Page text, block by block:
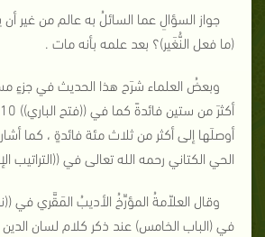
جواز السؤالِ عما السائلُ به عالم من غير أن
(ما فعل النُّغَير)؟ بعد علمه بأنه مات .
وبعضُ العلماء شرَح هذا الحديث في جزءٍ
أوصلَها إلى أكثر من ثلاث مئة فائدةٍ ، كما
الحي الكتاني رحمه الله تعالى في ((التراتيب
في (الباب الخامس) عند ذكر كلام لسان